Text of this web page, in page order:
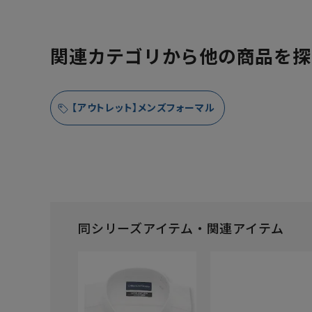
関連カテゴリから他の商品を
【アウトレット】メンズフォーマル
同シリーズアイテム・関連アイテム